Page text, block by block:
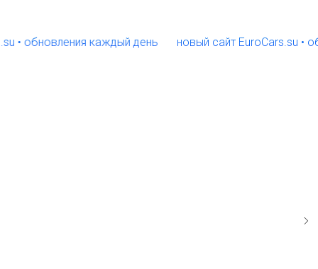
каждый день новый сайт EuroCars.su •